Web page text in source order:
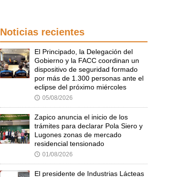
Noticias recientes
El Principado, la Delegación del
Gobierno y la FACC coordinan un
dispositivo de seguridad formado
por más de 1.300 personas ante el
eclipse del próximo miércoles
🕔 05/08/2026
Zapico anuncia el inicio de los
trámites para declarar Pola Siero y
Lugones zonas de mercado
residencial tensionado
🕔 01/08/2026
El presidente de Industrias Lácteas